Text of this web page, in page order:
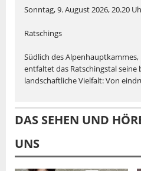
Sonntag, 9. August 2026, 20.20
Ratschings
Südlich des
entfaltet das Ratschingstal seine
landschaftliche Vielfalt: Von
DAS SEHEN UND
UNS